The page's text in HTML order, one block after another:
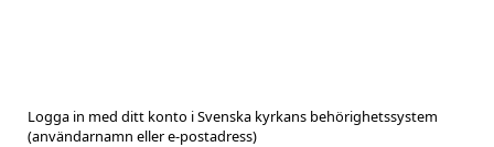
Logga in med ditt konto i Svenska kyrkans behörighetssystem
(användarnamn eller e-postadress)